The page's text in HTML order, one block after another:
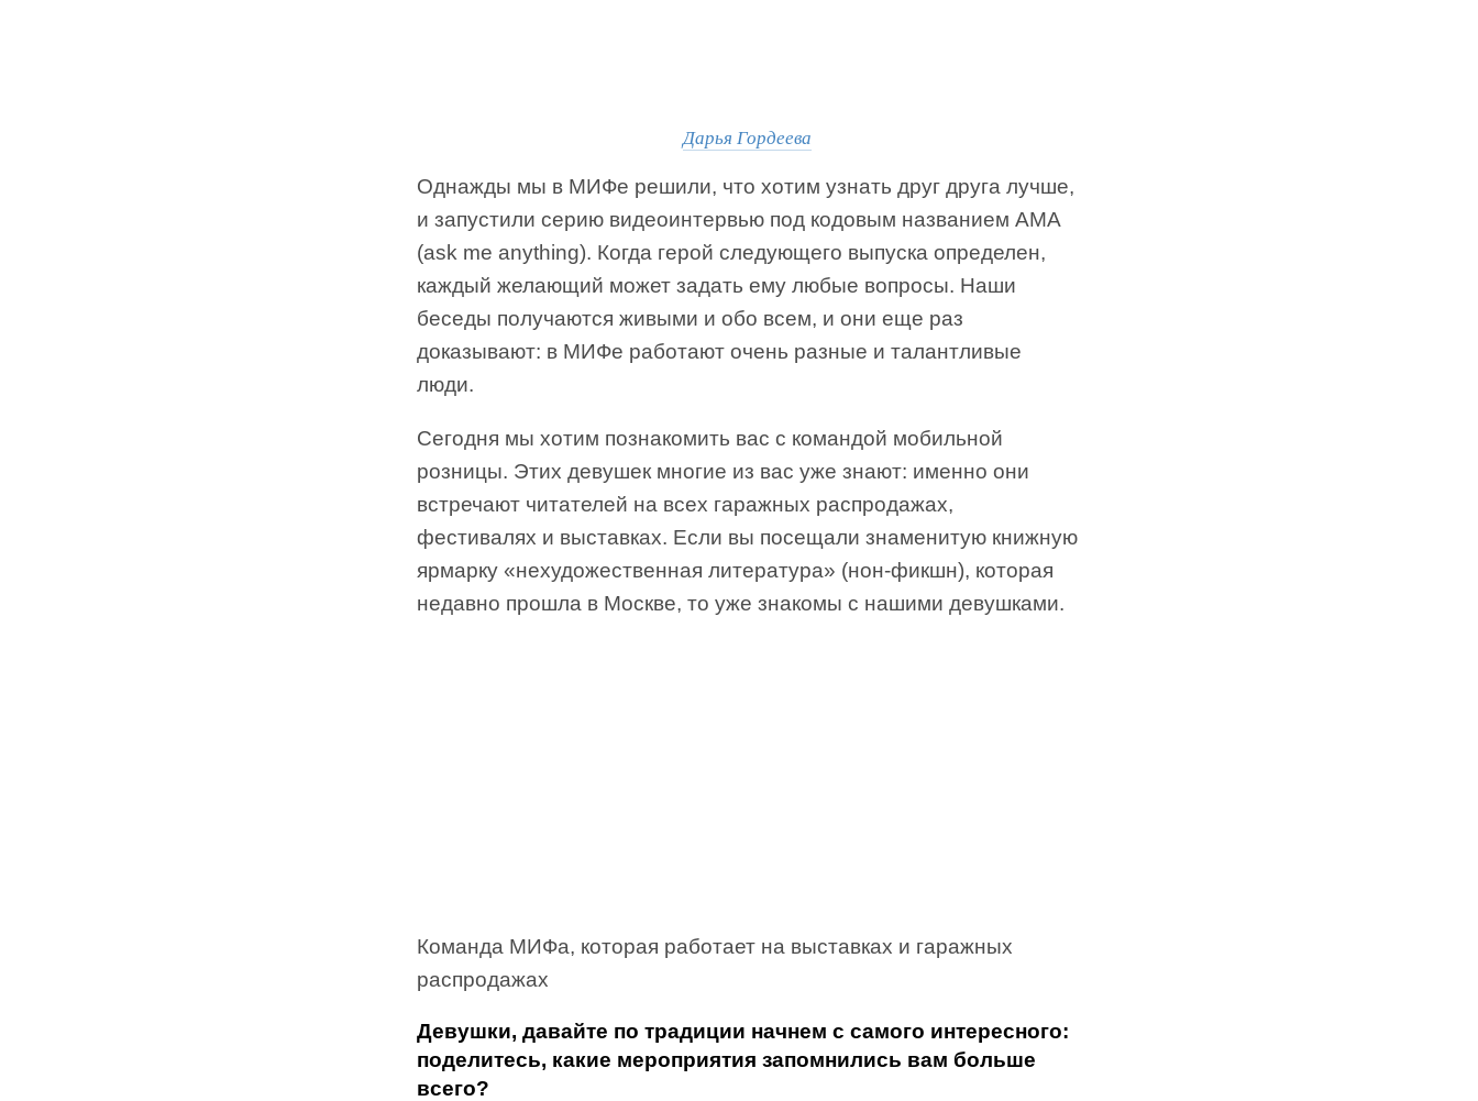
Дарья Гордеева
Однажды мы в МИФе решили, что хотим узнать друг друга лучше,
и запустили серию видеоинтервью под кодовым названием AMA
(ask me anything). Когда герой следующего выпуска определен,
каждый желающий может задать ему любые вопросы. Наши
беседы получаются живыми и обо всем, и они еще раз
доказывают: в МИФе работают очень разные и талантливые
люди.
Сегодня мы хотим познакомить вас с командой мобильной
розницы. Этих девушек многие из вас уже знают: именно они
встречают читателей на всех гаражных распродажах,
фестивалях и выставках. Если вы посещали знаменитую книжную
ярмарку «нехудожественная литература» (нон-фикшн), которая
недавно прошла в Москве, то уже знакомы с нашими девушками.
Команда МИФа, которая работает на выставках и гаражных
распродажах
Девушки, давайте по традиции начнем с самого интересного:
поделитесь, какие мероприятия запомнились вам больше
всего?